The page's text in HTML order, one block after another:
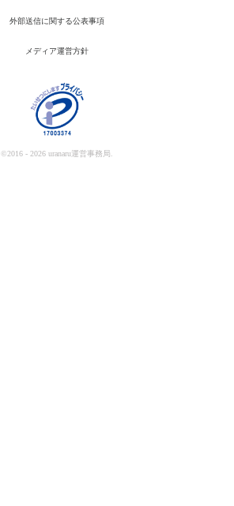
外部送信に関する公表事項
メディア運営方針
©2016 - 2026 uranaru運営事務局.